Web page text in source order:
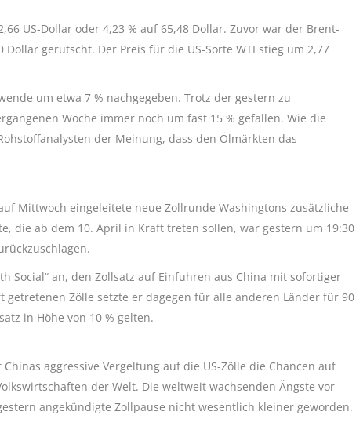
US-Dollar oder 4,23 % auf 65,48 Dollar. Zuvor war der Brent-
gerutscht. Der Preis für die US-Sorte WTI stieg um 2,77
um etwa 7 % nachgegeben. Trotz der gestern zu
Woche immer noch um fast 15 % gefallen. Wie die
der Meinung, dass den Ölmärkten das
Mittwoch eingeleitete neue Zollrunde Washingtons zusätzliche
die ab dem 10. April in Kraft treten sollen, war gestern um 19:30
Social“ an, den Zollsatz auf Einfuhren aus China mit sofortiger
Zölle setzte er dagegen für alle anderen Länder für 90
in Höhe von 10 % gelten.
aggressive Vergeltung auf die US-Zölle die Chancen auf
der Welt. Die weltweit wachsenden Ängste vor
angekündigte Zollpause nicht wesentlich kleiner geworden.